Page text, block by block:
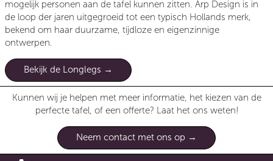
mogelijk personen aan de tafel kunnen zitten. Arp Design is in
de loop der jaren uitgegroeid tot een typisch Hollands merk,
bekend om haar duurzame, tijdloze en eigenzinnige
ontwerpen.
Bekijk de Longlegs
Kunnen wij je helpen met meer informatie, het kiezen van de
perfecte tafel, of een offerte? Laat het ons weten!
Neem contact met ons op